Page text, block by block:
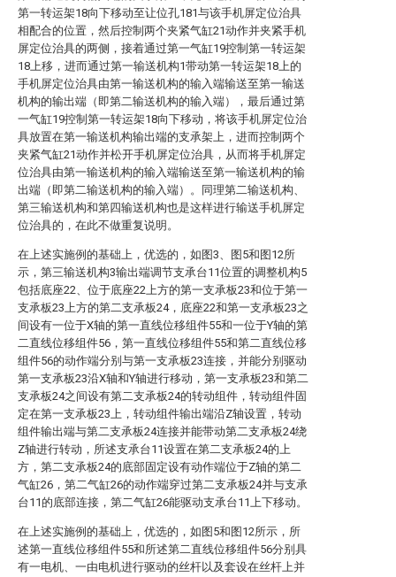
第一转运架18向下移动至让位孔181与该手机屏定位治具
相配合的位置，然后控制两个夹紧气缸21动作并夹紧手机
屏定位治具的两侧，接着通过第一气缸19控制第一转运架
18上移，进而通过第一输送机构1带动第一转运架18上的
手机屏定位治具由第一输送机构的输入端输送至第一输送
机构的输出端（即第二输送机构的输入端），最后通过第
一气缸19控制第一转运架18向下移动，将该手机屏定位治
具放置在第一输送机构输出端的支承架上，进而控制两个
夹紧气缸21动作并松开手机屏定位治具，从而将手机屏定
位治具由第一输送机构的输入端输送至第一输送机构的输
出端（即第二输送机构的输入端）。同理第二输送机构、
第三输送机构和第四输送机构也是这样进行输送手机屏定
位治具的，在此不做重复说明。
在上述实施例的基础上，优选的，如图3、图5和图12所
示，第三输送机构3输出端调节支承台11位置的调整机构5
包括底座22、位于底座22上方的第一支承板23和位于第一
支承板23上方的第二支承板24，底座22和第一支承板23之
间设有一位于X轴的第一直线位移组件55和一位于Y轴的第
二直线位移组件56，第一直线位移组件55和第二直线位移
组件56的动作端分别与第一支承板23连接，并能分别驱动
第一支承板23沿X轴和Y轴进行移动，第一支承板23和第二
支承板24之间设有第二支承板24的转动组件，转动组件固
定在第一支承板23上，转动组件输出端沿Z轴设置，转动
组件输出端与第二支承板24连接并能带动第二支承板24绕
Z轴进行转动，所述支承台11设置在第二支承板24的上
方，第二支承板24的底部固定设有动作端位于Z轴的第二
气缸26，第二气缸26的动作端穿过第二支承板24并与支承
台11的底部连接，第二气缸26能驱动支承台11上下移动。
在上述实施例的基础上，优选的，如图5和图12所示，所
述第一直线位移组件55和所述第二直线位移组件56分别具
有一电机、一由电机进行驱动的丝杆以及套设在丝杆上并